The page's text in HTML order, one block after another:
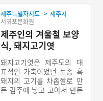
제주특별자치도 > 제주시
서귀포문화원
제주인의 겨울철 보양
식, 돼지고기엿
돼지고기엿은 제주도의 대
표적인 가축이었던 토종 흑
돼지의 고기를 차좁쌀로 만
든 감주에 넣고 고아서 만든